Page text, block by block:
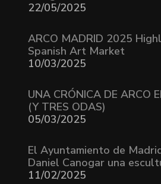
22/05/2025
ARCO MADRID 2025
Spanish Art Market
10/03/2025
UNA CRÓNICA DE ARCO
(Y TRES ODAS)
05/03/2025
El Ayuntamiento de
Daniel Canogar una
11/02/2025